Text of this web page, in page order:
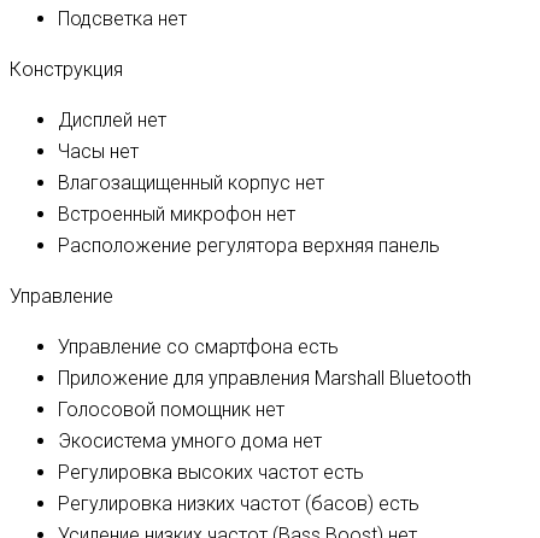
Подсветка нет
Конструкция
Дисплей нет
Часы нет
Влагозащищенный корпус нет
Встроенный микрофон нет
Расположение регулятора верхняя панель
Управление
Управление со смартфона есть
Приложение для управления Marshall Bluetooth
Голосовой помощник нет
Экосистема умного дома нет
Регулировка высоких частот есть
Регулировка низких частот (басов) есть